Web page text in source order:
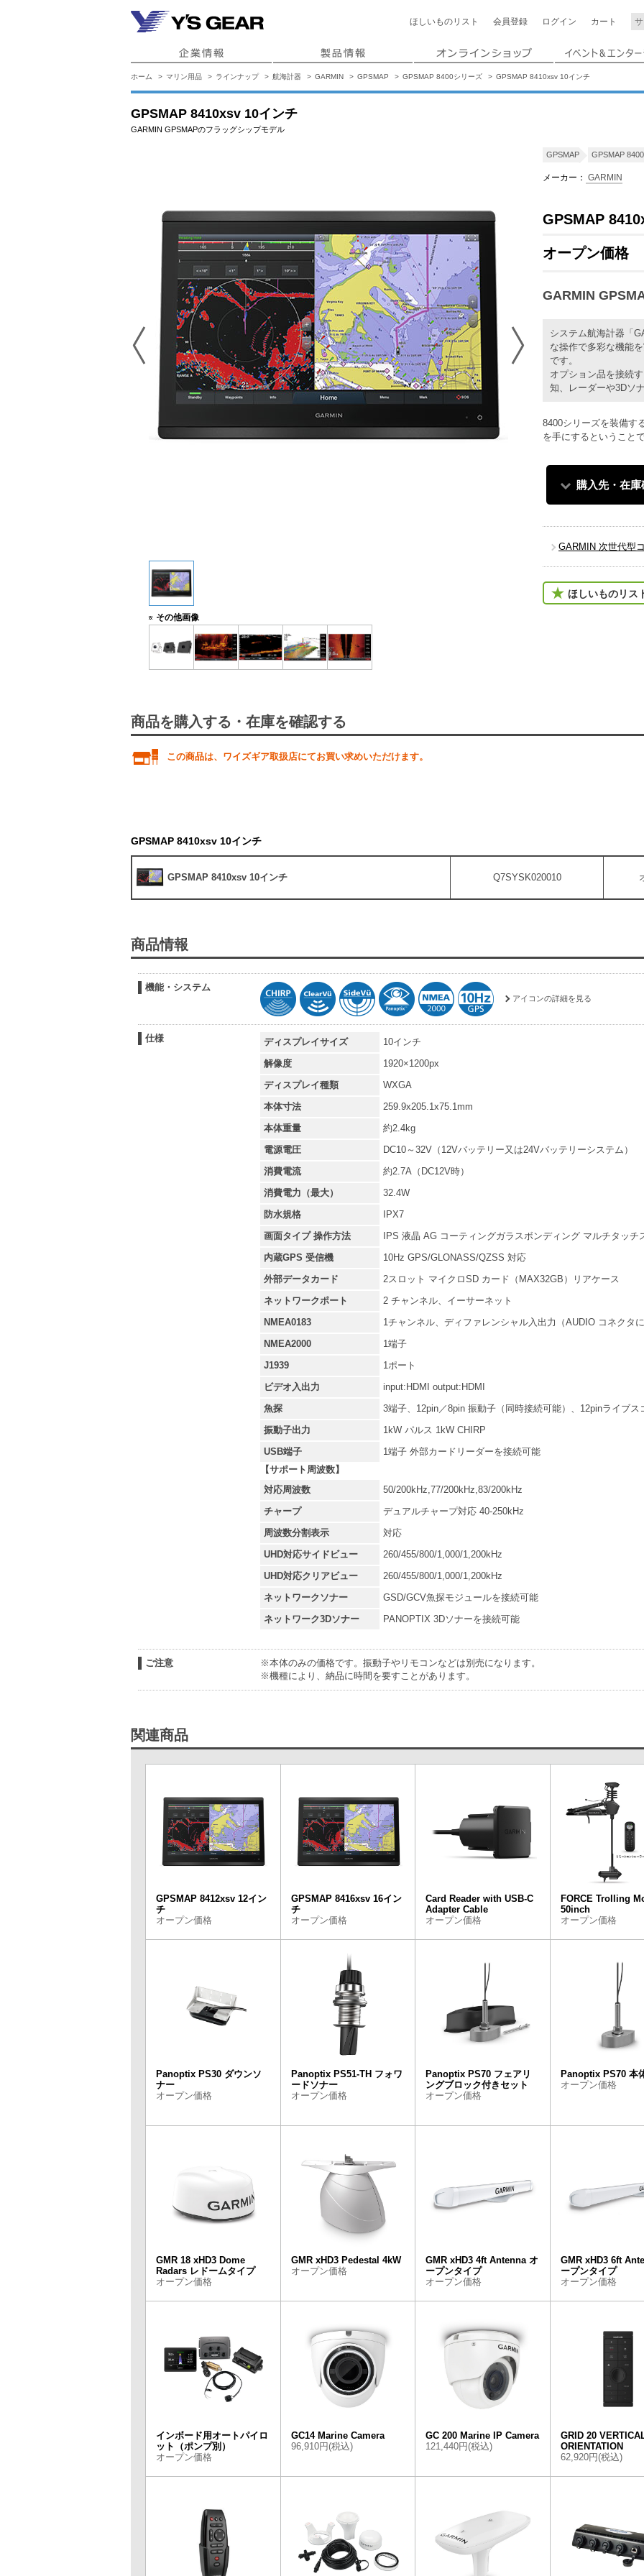
ほしいもの リスト 会員登録 ログイン カート
ホーム マリン用品 ラインナップ 航海計器 GARMIN GPSMAP GPSMAP 8400シリーズ GPSMAP 8410xsv 10インチ
GPSMAP 8410xsv 10インチ
GARMIN GPSMAPのフラッグシップモデル
GPSMAP GPSMAP
メーカー： GARMIN
GPSMAP
オープン価格
GARMIN
システム航海計器「
な操作で多彩な機能
です。
オプション品を接続
知、レーダーや3Dソ
8400シリーズを装備す
を手にするということで
購入先・在庫
GARMIN 次世代型
ほしいものリス
その他画像
商品を購入する・在庫を確認する
この商品は、ワイズギア取扱店にてお買い求めいただけます。
GPSMAP 8410xsv 10インチ
GPSMAP 8410xsv 10インチ Q7SYSK020010
商品情報
機能・システム
アイコンの詳細を見る
仕様 ディスプレイサイズ
10インチ
解像度
1920×1200px
ディスプレイ種類
WXGA
本体寸法
259.9x205.1x75.1mm
本体重量
約2.4kg
電源電圧
DC10～32V（12Vバッテリー又は24Vバッテリーシステム）
消費電流
約2.7A（DC12V時）
消費電力（最大）
32.4W
防水規格
IPX7
画面タイプ 操作方法
IPS 液晶 AG コーティングガラスボンディング マルチタッチ
内蔵GPS 受信機
10Hz GPS/GLONASS/QZSS 対応
外部データカード
2スロット マイクロSD カード（MAX32GB）リアケース
ネットワークポート
2 チャンネル、イーサーネット
NMEA0183
1チャンネル、ディファレンシャル入出力（AUDIO コネクタに
NMEA2000
1端子
J1939
1ポート
ビデオ入出力
input:HDMI output:HDMI
魚探
3端子、12pin／8pin 振動子（同時接続可能）、12pinライブス
振動子出力
1kW パルス 1kW CHIRP
USB端子
1端子 外部カードリーダーを接続可能
【サポート周波数】
対応周波数
50/200kHz,77/200kHz,83/200kHz
チャープ
デュアルチャープ対応 40-250kHz
周波数分割表示
対応
UHD対応サイドビュー
260/455/800/1,000/1,200kHz
UHD対応クリアビュー
260/455/800/1,000/1,200kHz
ネットワークソナー
GSD/GCV魚探モジュールを接続可能
ネットワーク3Dソナー
PANOPTIX 3Dソナーを接続可能
ご注意
※本体のみの価格です。振動子やリモコンなどは別売になります。
※機種により、納品に時間を要すことがあります。
関連商品
GPSMAP 8412xsv 12イン
チ
オープン価格
GPSMAP 8416xsv 16イン
チ
オープン価格
Card Reader with USB-C
Adapter Cable
オープン価格
FORCE Trolling
50inch
オープン価格
Panoptix PS30 ダウンソ
ナー
オープン価格
Panoptix PS51-TH フォワ
ードソナー
オープン価格
Panoptix PS70 フェアリ
ングブロック付きセット
オープン価格
Panoptix PS70 本
オープン価格
GMR 18 xHD3 Dome
Radars レドームタイプ
オープン価格
GMR xHD3 Pedestal 4kW
オープン価格
GMR xHD3 4ft Antenna オ
ープンタイプ
オープン価格
GMR xHD3 6ft
ープンタイプ
オープン価格
インボード用オートパイロ
ット（ポンプ別）
オープン価格
GC14 Marine Camera
96,910円(税込)
GC 200 Marine IP Camera
121,440円(税込)
GRID 20
ORIENTATION
62,920円(税込)